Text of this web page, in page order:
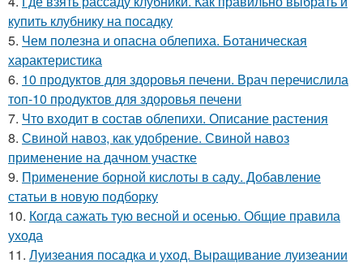
купить клубнику на посадку
5. Чем полезна и опасна облепиха. Ботаническая
характеристика
6. 10 продуктов для здоровья печени. Врач перечислила
топ-10 продуктов для здоровья печени
7. Что входит в состав облепихи. Описание растения
8. Свиной навоз, как удобрение. Свиной навоз
применение на дачном участке
9. Применение борной кислоты в саду. Добавление
статьи в новую подборку
10. Когда сажать тую весной и осенью. Общие правила
ухода
11. Луизеания посадка и уход. Выращивание луизеании